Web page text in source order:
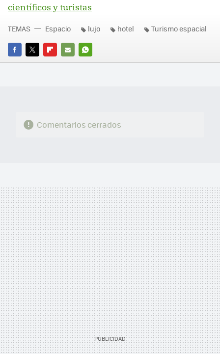
científicos y turistas
FACEBOOK
TWITTERFLIPBOARD
E-
WHATSAPP
TEMAS Espacio lujo hotel Turismo espacial
Comentarios cerrados